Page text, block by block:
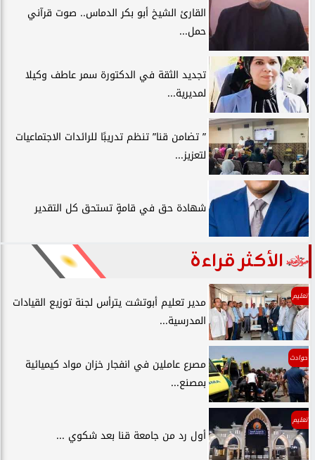
القارئ الشيخ أبو بكر الدماس.. صوت قرآني
حمل...
تجديد الثقة في الدكتورة سمر عاطف وكيلا
لمديرية...
” تضامن قنا” تنظم تدريبًا للرائدات الاجتماعيات
لتعزيز...
شهادة حق في قامةٍ تستحق كل التقدير
الأكثر قراءة
تعليم
مدير تعليم أبوتشت يترأس لجنة توزيع القيادات
المدرسية...
حوادث
مصرع عاملين في انفجار خزان مواد كيميائية
بمصنع...
تعليم
أول رد من جامعة قنا بعد شكوي ...